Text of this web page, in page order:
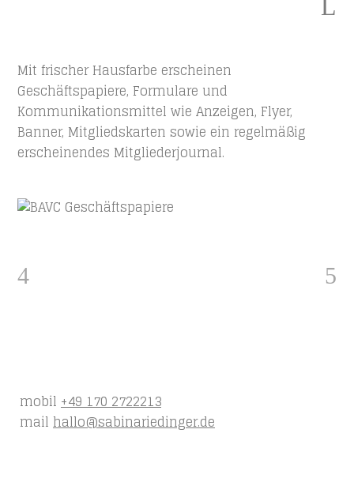
Mit frischer Hausfarbe erscheinen
Geschäftspapiere, Formulare und
Kommunikationsmittel wie Anzeigen, Flyer,
Banner, Mitgliedskarten sowie ein regelmäßig
erscheinendes Mitgliederjournal.
mobil +49 170 2722213
mail hallo@sabinariedinger.de